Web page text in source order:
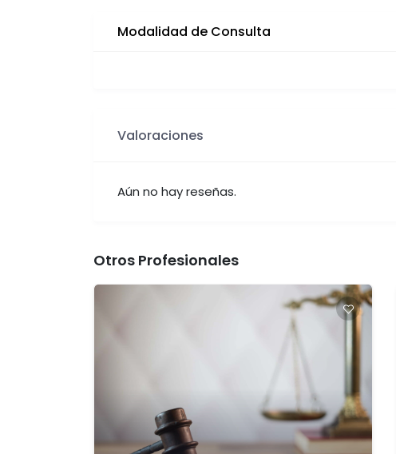
Modalidad de Consulta
Valoraciones
Aún no hay reseñas.
Otros Profesionales